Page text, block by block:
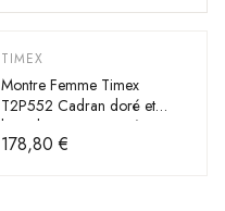
TIMEX
Montre Femme Timex
T2P552 Cadran doré et
bracelet acier argenté
178,80 €